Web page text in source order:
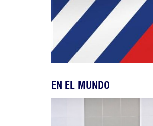
EN EL MUNDO